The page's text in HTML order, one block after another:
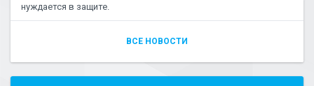
нуждается в защите.
ВСЕ НОВОСТИ